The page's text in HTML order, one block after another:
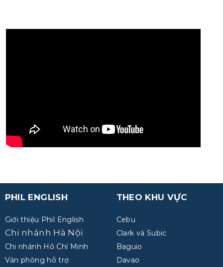
PHIL ENGLISH
Giới thiệu Phil English
Chi nhánh Hà Nội
Chi nhánh Hồ Chí Minh
Văn phòng hỗ trợ
THEO KHU VỰC
Cebu
Clark và Subic
Baguio
Davao